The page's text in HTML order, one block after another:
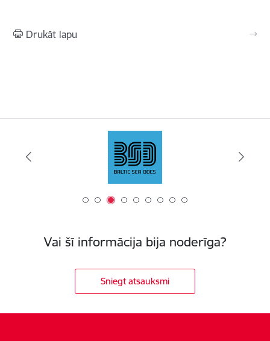
Drukāt lapu
Vai šī informācija bija noderīga?
Sniegt atsauksmi